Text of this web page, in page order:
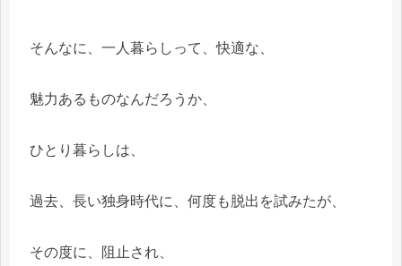
そんなに、一人暮らしって、快適な、
魅力あるものなんだろうか、
ひとり暮らしは、
過去、長い独身時代に、何度も脱出を試みたが、
その度に、阻止され、